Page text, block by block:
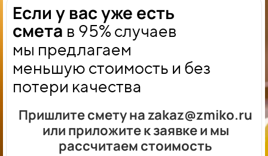
Если у вас уже есть
смета в 95% случаев
мы предлагаем
меньшую стоимость и без
потери качества
Пришлите смету на zakaz@zmiko.ru
или приложите к заявке и мы
рассчитаем стоимость